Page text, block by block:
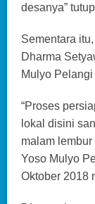
desanya”
Sementara
Dharma
Mulyo
“Proses
lokal disini
malam
Yoso Mulyo
Oktober 2018